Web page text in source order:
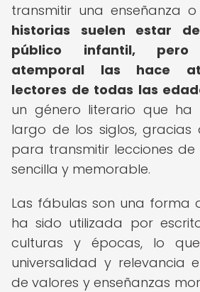
transmitir una enseñanza
historias suelen estar
público infantil,
atemporal las hace
lectores de todas las
un género literario que
largo de los siglos,
para transmitir lecciones
sencilla y memorable.
Las fábulas son una forma
ha sido utilizada por
culturas y épocas, lo
universalidad y relevancia
de valores y enseñanzas